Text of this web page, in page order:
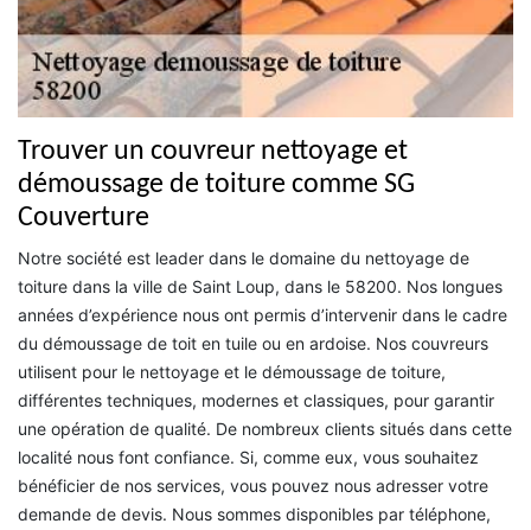
Trouver un couvreur nettoyage et
démoussage de toiture comme SG
Couverture
Notre société est leader dans le domaine du nettoyage de
toiture dans la ville de Saint Loup, dans le 58200. Nos longues
années d’expérience nous ont permis d’intervenir dans le cadre
du démoussage de toit en tuile ou en ardoise. Nos couvreurs
utilisent pour le nettoyage et le démoussage de toiture,
différentes techniques, modernes et classiques, pour garantir
une opération de qualité. De nombreux clients situés dans cette
localité nous font confiance. Si, comme eux, vous souhaitez
bénéficier de nos services, vous pouvez nous adresser votre
demande de devis. Nous sommes disponibles par téléphone,